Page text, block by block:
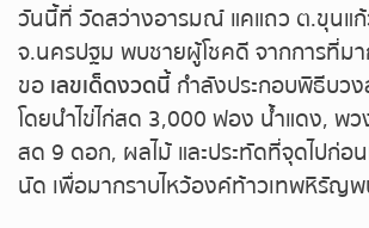
ถ่ายทอดสดหวยออมสิน
ถ่ายทอดสดหวย ธกส.
ถ่ายทอดสดหวยลาว
วันนี้ที่ วัดสว่างอารมณ์ แคแถว ต.ขุนแ
จ.นครปฐม พบชายผู้โชคดี จากการที่ม
ขอ เลขเด็ดงวดนี้ กำลังประกอบพิธีบว
โดยนำไข่ไก่สด 3,000 ฟอง น้ำแดง, พ
สด 9 ดอก, ผลไม้ และประทัดที่จุดไปก่
นัด เพื่อมากราบไหว้องค์ท้าวเทพหิรัญ